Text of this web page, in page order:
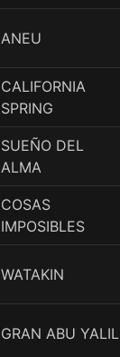
ANEU
CALIFORNIA
SPRING
SUEÑO DEL
ALMA
COSAS
IMPOSIBLES
WATAKIN
GRAN ABU YALIL